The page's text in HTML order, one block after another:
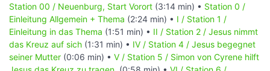
Station 00 / Neuenburg, Start Vorort (3:14 min) • Station 0 /
Einleitung Allgemein + Thema (2:24 min) • I / Station 1 /
Einleitung in das Thema (1:51 min) • II / Station 2 / Jesus nimmt
das Kreuz auf sich (1:31 min) • IV / Station 4 / Jesus begegnet
seiner Mutter (0:06 min) • V / Station 5 / Simon von Cyrene hilft